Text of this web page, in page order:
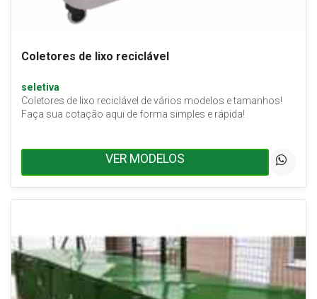
Coletores de lixo reciclável
seletiva
Coletores de lixo reciclável de vários modelos e tamanhos!
Faça sua cotação aqui de forma simples e rápida!
VER MODELOS